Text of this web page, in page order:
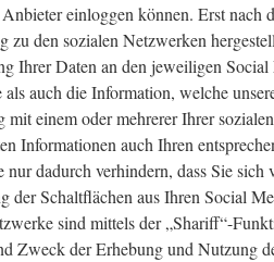
einloggen können. Erst nach
zu den sozialen Netzwerken
Ihrer Daten an den jeweiligen
als auch die Information, welche
mit einem oder mehrerer Ihrer
Informationen auch Ihren
nur dadurch verhindern, dass Sie
der Schaltflächen aus Ihren Social
sind mittels der „Shariff“-
Zweck der Erhebung und Nutzung